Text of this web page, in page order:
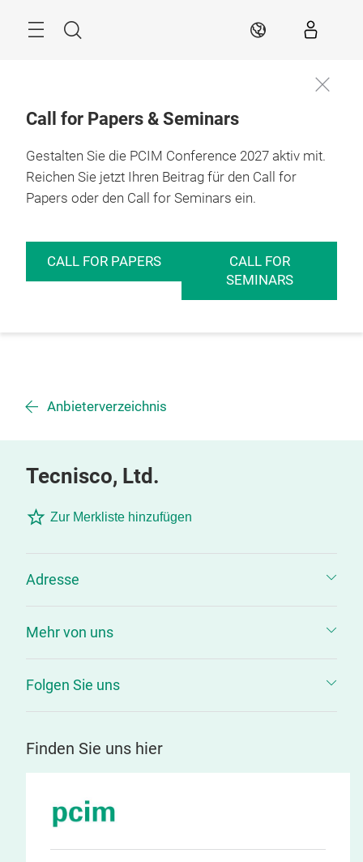
Suche DE
Call for Papers & Seminars
Gestalten Sie die PCIM Conference 2027 aktiv mit.
Reichen Sie jetzt Ihren Beitrag für den Call for
Papers oder den Call for Seminars ein.
CALL FOR PAPERS
CALL FOR
SEMINARS
Anbieterverzeichnis
Tecnisco, Ltd.
Zur Merkliste hinzufügen
Adresse
Mehr von uns
Folgen Sie uns
Finden Sie uns hier